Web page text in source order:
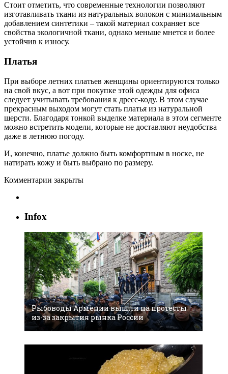
Стоит отметить, что современные технологии позволяют
изготавливать ткани из натуральных волокон с минимальным
добавлением синтетики – такой материал сохраняет все
свойства экологичной ткани, однако меньше мнется и более
устойчив к износу.
Платья
При выборе летних платьев женщины ориентируются только
на свой вкус, а вот при покупке этой одежды для офиса
следует учитывать требования к дресс-коду. В этом случае
прекрасным выходом могут стать платья из натуральной
шерсти. Благодаря тонкой выделке материала в этом сегменте
можно встретить модели, которые не доставляют неудобства
даже в летнюю погоду.
И, конечно, платье должно быть комфортным в носке, не
натирать кожу и быть выбрано по размеру.
Комментарии закрыты
Infox
Рыбоводы Армении вышли на протесты
из-за закрытия рынка России